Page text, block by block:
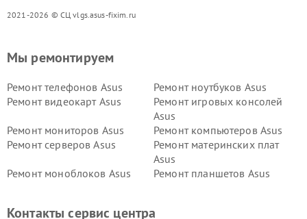
2021-2026 © СЦ vlgs.asus-fixim.ru
Мы ремонтируем
Ремонт телефонов Asus
Ремонт ноутбуков Asus
Ремонт видеокарт Asus
Ремонт игровых консолей
Asus
Ремонт мониторов Asus
Ремонт компьютеров Asus
Ремонт серверов Asus
Ремонт материнских плат
Asus
Ремонт моноблоков Asus
Ремонт планшетов Asus
Контакты сервис центра